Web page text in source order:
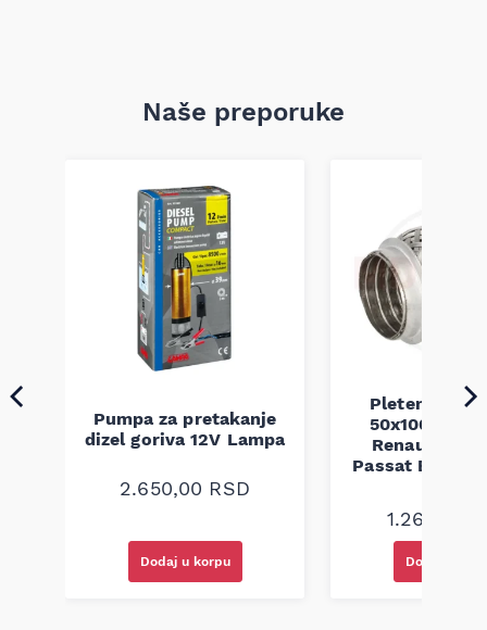
Naše preporuke
Pumpa za pretakanje
dizel goriva 12V Lampa
2.650,00 RSD
Dodaj u korpu
Pletenica
50x100 Audi
Renault
Passat B5
1.260,00
Dodaj u